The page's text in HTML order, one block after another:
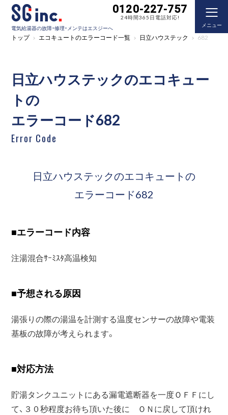
電気給湯器の故障・修理・メンテはエスジーへ
0120-227-757
24時間365日電話対応!
メニュー
トップ エコキュートのエラーコード一覧 日立ハウステック 682
日立ハウステックのエコキュー
トの
エラーコード682
Error Code
日立ハウステックのエコキュートの
エラーコード682
■エラーコード内容
注湯混合ｻｰﾐｽﾀ高温検知
■予想される原因
湯張りの際の湯温を計測する温度センサーの故障や電装
基板の故障が考えられます。
■対応方法
貯湯タンクユニットにある漏電遮断器を一度ＯＦＦにし
て、３０秒程度お待ち頂いた後に ＯＮに戻して頂けれ